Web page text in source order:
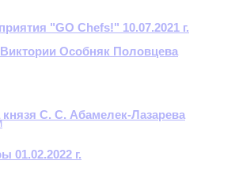
"GO Chefs!" 10.07.2021 г.
Особняк Половцева
С. С. Абамелек-Лазарева
01.02.2022 г.